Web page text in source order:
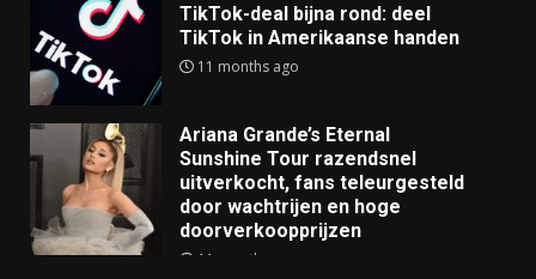
TikTok-deal bijna rond: deel
TikTok in Amerikaanse handen
11 months ago
Ariana Grande’s Eternal
Sunshine Tour razendsnel
uitverkocht, fans teleurgesteld
door wachtrijen en hoge
doorverkoopprijzen
11 months ago